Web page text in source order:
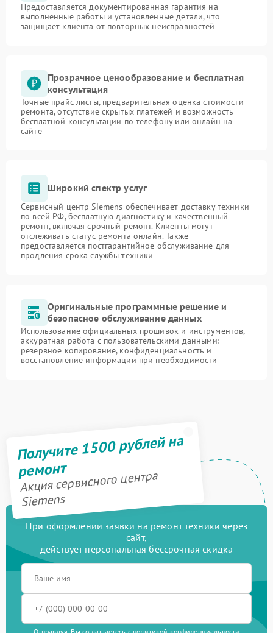
Предоставляется документированная гарантия на
выполненные работы и установленные детали, что
защищает клиента от повторных неисправностей
Прозрачное ценообразование и бесплатная
консультация
Точные прайс-листы, предварительная оценка стоимости
ремонта, отсутствие скрытых платежей и возможность
бесплатной консультации по телефону или онлайн на
сайте
Широкий спектр услуг
Сервисный центр Siemens обеспечивает доставку техники
по всей РФ, бесплатную диагностику и качественный
ремонт, включая срочный ремонт. Клиенты могут
отслеживать статус ремонта онлайн. Также
предоставляется постгарантийное обслуживание для
продления срока службы техники
Оригинальные программные решение и
безопасное обслуживание данных
Использование официальных прошивок и инструментов,
аккуратная работа с пользовательскими данными:
резервное копирование, конфиденциальность и
восстановление информации при необходимости
Получите 1500 рублей на
ремонт
Акция сервисного центра
Siemens
При оформлении заявки на ремонт техники через
сайт,
действует персональная бессрочная скидка